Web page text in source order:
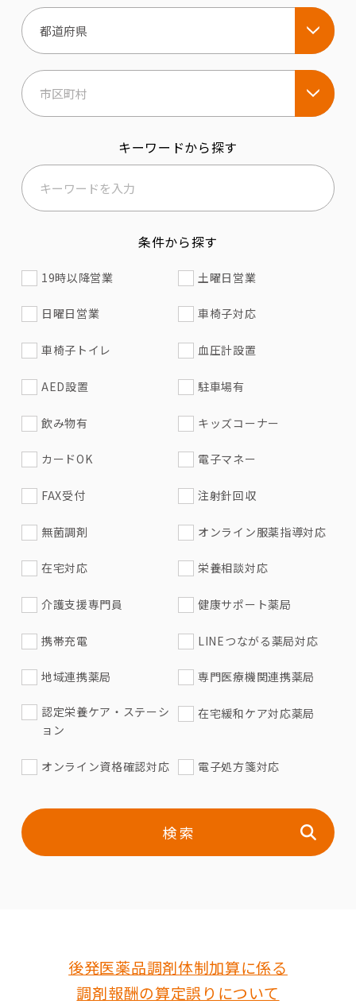
キーワードから探す
条件から探す
19時以降営業 土曜日営業
日曜日営業 車椅子対応
車椅子トイレ 血圧計設置
AED設置 駐車場有
飲み物有 キッズコーナー
カードOK 電子マネー
FAX受付 注射針回収
無菌調剤 オンライン服薬指導対応
在宅対応 栄養相談対応
介護支援専門員 健康サポート薬局
携帯充電 LINEつながる薬局対応
地域連携薬局 専門医療機関連携薬局
認定栄養ケア・ステーシ
ョン
在宅緩和ケア対応薬局
オンライン資格確認対応 電子処方箋対応
検 索
後発医薬品調剤体制加算に係る
調剤報酬の算定誤りについて